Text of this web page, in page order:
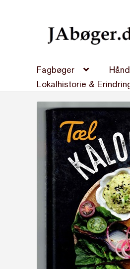
Spring
Spring
Fagbøger
Lokalhistorie &